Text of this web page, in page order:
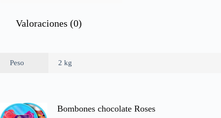
Valoraciones (0)
Peso 2 kg
Bombones chocolate Roses